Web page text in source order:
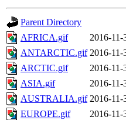
Parent Directory
AFRICA.gif
2016-11-
ANTARCTIC.gif 2016-11-
ARCTIC.gif
2016-11-
ASIA.gif
2016-11-
AUSTRALIA.gif 2016-11-
EUROPE.gif
2016-11-